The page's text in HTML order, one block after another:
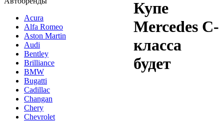
Acura
Alfa Romeo
Aston Martin
Audi
Bentley
Brilliance
BMW
Bugatti
Cadillac
Changan
Chery
Chevrolet
Купе
Mercedes C-
класса
будет